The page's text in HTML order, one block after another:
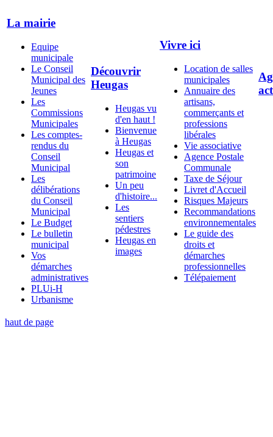
La mairie
Equipe
municipale
Le Conseil
Municipal des
Jeunes
Les
Commissions
Municipales
Les comptes-
rendus du
Conseil
Municipal
Les
délibérations
du Conseil
Municipal
Le Budget
Le bulletin
municipal
Vos
démarches
administratives
PLUi-H
Urbanisme
Découvrir
Heugas
Heugas vu
d'en haut !
Bienvenue
à Heugas
Heugas et
son
patrimoine
Un peu
d'histoire...
Les
sentiers
pédestres
Heugas en
images
Vivre ici
Location de salles
municipales
Annuaire des
artisans,
commerçants et
professions
libérales
Vie associative
Agence Postale
Communale
Taxe de Séjour
Livret d'Accueil
Risques Majeurs
Recommandations
environnementales
Le guide des
droits et
démarches
professionnelles
Télépaiement
haut de page